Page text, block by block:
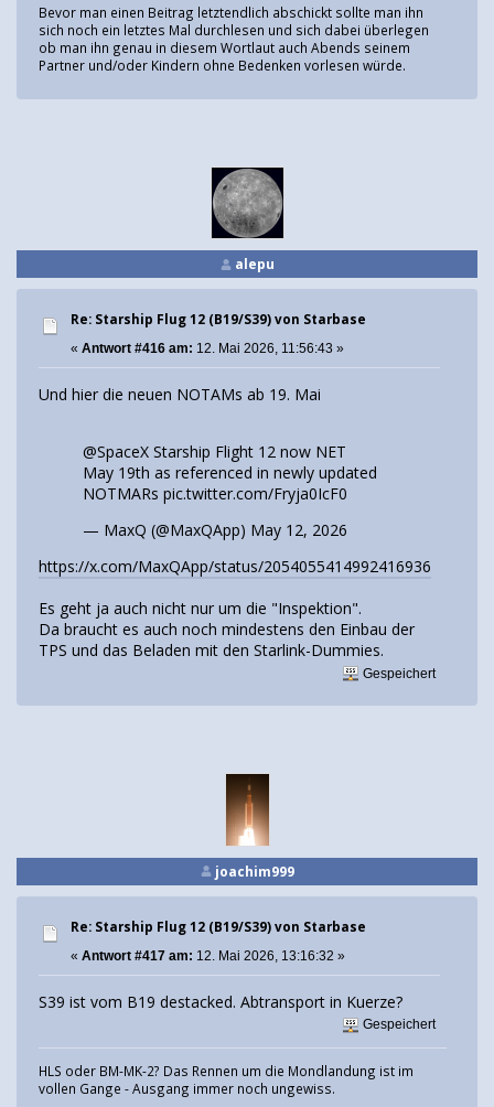
Bevor man einen Beitrag letztendlich abschickt sollte man ihn
sich noch ein letztes Mal durchlesen und sich dabei überlegen
ob man ihn genau in diesem Wortlaut auch Abends seinem
Partner und/oder Kindern ohne Bedenken vorlesen würde.
alepu
Re: Starship Flug 12 (B19/S39) von Starbase
« Antwort #416 am: 12. Mai 2026, 11:56:43 »
Und hier die neuen NOTAMs ab 19. Mai
@SpaceX Starship Flight 12 now NET
May 19th as referenced in newly updated
NOTMARs pic.twitter.com/Fryja0IcF0
— MaxQ (@MaxQApp) May 12, 2026
https://x.com/MaxQApp/status/2054055414992416936
Es geht ja auch nicht nur um die "Inspektion".
Da braucht es auch noch mindestens den Einbau der
TPS und das Beladen mit den Starlink-Dummies.
Gespeichert
joachim999
Re: Starship Flug 12 (B19/S39) von Starbase
« Antwort #417 am: 12. Mai 2026, 13:16:32 »
S39 ist vom B19 destacked. Abtransport in Kuerze?
Gespeichert
HLS oder BM-MK-2? Das Rennen um die Mondlandung ist im
vollen Gange - Ausgang immer noch ungewiss.